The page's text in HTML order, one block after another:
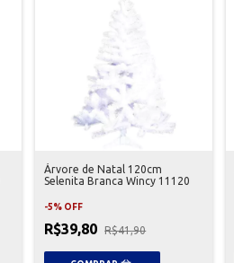
Árvore de Natal 120cm
Selenita Branca Wincy 11120
-5% OFF
R$39,80 R$41,90